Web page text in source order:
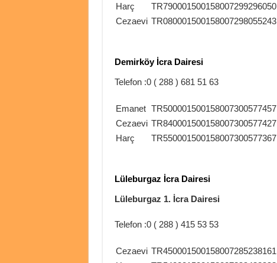
Harç
TR790001500158007299296050
Cezaevi TR080001500158007298055243
Demirköy İcra Dairesi
Telefon :0 ( 288 ) 681 51 63
Emanet TR500001500158007300577457
Cezaevi TR840001500158007300577427
Harç
TR550001500158007300577367
Lüleburgaz İcra Dairesi
Lüleburgaz 1. İcra Dairesi
Telefon :0 ( 288 ) 415 53 53
Cezaevi TR450001500158007285238161